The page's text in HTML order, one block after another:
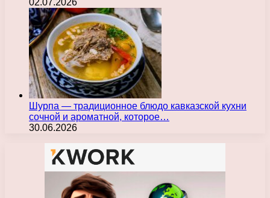
Шурпа — традиционное блюдо кавказской кухни
сочной и ароматной, которое…
30.06.2026